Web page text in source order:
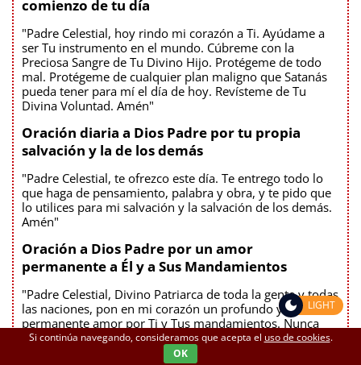
comienzo de tu día
"Padre Celestial, hoy rindo mi corazón a Ti. Ayúdame a
ser Tu instrumento en el mundo. Cúbreme con la
Preciosa Sangre de Tu Divino Hijo. Protégeme de todo
mal. Protégeme de cualquier plan maligno que Satanás
pueda tener para mí el día de hoy. Revísteme de Tu
Divina Voluntad. Amén"
Oración diaria a Dios Padre por tu propia
salvación y la de los demás
"Padre Celestial, te ofrezco este día. Te entrego todo lo
que haga de pensamiento, palabra y obra, y te pido que
lo utilices para mi salvación y la salvación de los demás.
Amén"
Oración a Dios Padre por un amor
permanente a Él y a Sus Mandamientos
"Padre Celestial, Divino Patriarca de toda la gente y todas
las naciones, pon en mi corazón un profundo y
permanente amor por Ti y Tus mandamientos. Nunca
permitas que me aparte de Tu Divina Voluntad para mí.
Ten misericordia de mí. Amén"
Si continúa navegando, consideramos que acepta el uso de cookies.
OK
LIGHT